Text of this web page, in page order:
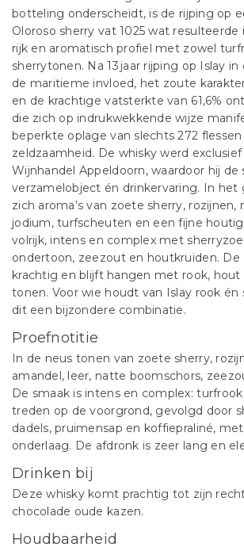
botteling onderscheidt, is de rijping op
Oloroso sherry vat 1025 wat
rijk en aromatisch profiel met zowel
sherrytonen. Na 13 jaar rijping op Islay
de maritieme invloed, het zoute
en de krachtige vatsterkte van 61,6%
die zich op indrukwekkende wijze
beperkte oplage van slechts 272
zeldzaamheid. De whisky werd
Wijnhandel Appeldoorn, waardoor hij
verzamelobject én drinkervaring. In het
zich aroma’s van zoete sherry, rozijnen,
jodium, turfscheuten en een fijne
volrijk, intens en complex met
ondertoon, zeezout en houtkruiden. De
krachtig en blijft hangen met rook,
tonen. Voor wie houdt van Islay rook én
dit een bijzondere combinatie.
Proefnotitie
In de neus tonen van zoete sherry,
amandel, leer, natte boomschors,
De smaak is intens en complex:
treden op de voorgrond, gevolgd door
dadels, pruimensap en koffiepraliné,
onderlaag. De afdronk is zeer lang en
Drinken bij
Deze whisky komt prachtig tot zijn
chocolade oude kazen.
Houdbaarheid